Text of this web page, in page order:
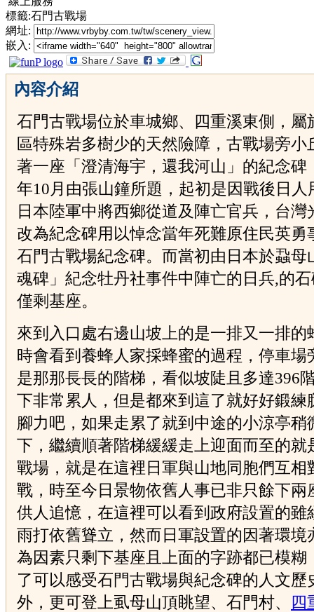
標籤:石門古戰場
網址:
嵌入:
內容介紹
石門古戰場位於車城鄉、四重溪東側，屬
區特殊岩多樹少的天然險障，古戰場旁小
著一座「澄清海宇，還我河山」的紀念碑
年10月由張山鐘所題，起初是因戰後日人
日本陸軍中將西鄉從道及陣亡官兵，台灣
改為紀念碑用以悼念當年死難原住民英勇
石門古戰場紀念碑。而當初由日本於蝨母
魂碑」紀念牡丹社事件中陣亡的日兵,的
僅剩基座。
來到入口處右邊山坡上的是一排又一排的
時會看到養蜂人家採蜂蜜的過程，停車場
是那那長長的階梯，看似坡陡且多達396
下非常累人，但是都來到這了就好好鍛練
腳力吧，如果走累了就到中途的小涼亭稍
下，繼續順著階梯緩緩走上迎面而至的就
戰場，就是在這裡日軍與山地同胞們互相
戰，時至今日景物依舊人事已非只餘下兩
供人追憶，在這裡可以看到政府設置的雖
雨打依舊聳立，然而日軍設置的因著環境
為因素只剩下基座且上面的字跡都已模糊
了可以感受石門古戰場與紀念碑的人文歷
外，更可登上虱母山頂眺望、石門村、 四